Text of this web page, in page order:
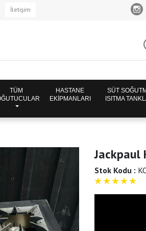
İletişim
TÜM
HASTANE
EKİPMANLARI
SÜT
ISITMA
Jackpaul
Stok Kodu :